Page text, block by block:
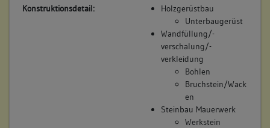
Konstruktionsdetail:
Holzgerüstbau
Unterbaugerüst
Wandfüllung/-
verschalung/-
verkleidung
Bohlen
Bruchstein/Wack
en
Steinbau Mauerwerk
Werkstein